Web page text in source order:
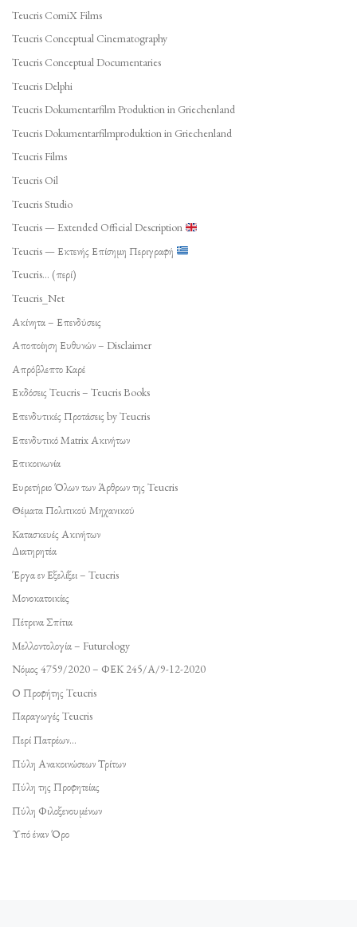
Teucris ComiX Films
Teucris Conceptual Cinematography
Teucris Conceptual Documentaries
Teucris Delphi
Teucris Dokumentarfilm Produktion in Griechenland
Teucris Dokumentarfilmproduktion in Griechenland
Teucris Films
Teucris Oil
Teucris Studio
Teucris — Extended Official Description
Teucris — Εκτενής Επίσημη Περιγραφή
Teucris… (περί)
Teucris_Net
Ακίνητα – Επενδύσεις
Αποποίηση Ευθυνών – Disclaimer
Απρόβλεπτο Καρέ
Εκδόσεις Teucris – Teucris Books
Επενδυτικές Προτάσεις by Teucris
Επενδυτικό Matrix Ακινήτων
Επικοινωνία
Ευρετήριο Όλων των Άρθρων της Teucris
Θέματα Πολιτικού Μηχανικού
Κατασκευές Ακινήτων
Διατηρητέα
Έργα εν Εξελίξει – Teucris
Μονοκατοικίες
Πέτρινα Σπίτια
Μελλοντολογία – Futurology
Νόμος 4759/2020 – ΦΕΚ 245/Α/9-12-2020
Ο Προφήτης Teucris
Παραγωγές Teucris
Περί Πατρέων…
Πύλη Ανακοινώσεων Τρίτων
Πύλη της Προφητείας
Πύλη Φιλοξενουμένων
Υπό έναν Όρο